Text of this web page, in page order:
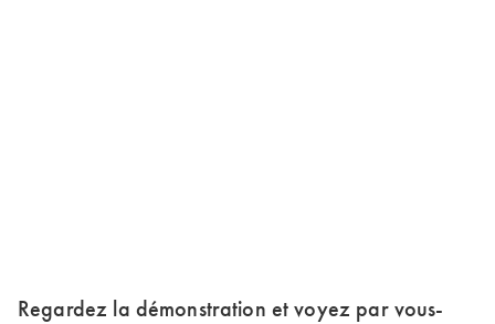
Regardez la démonstration et voyez par vous-